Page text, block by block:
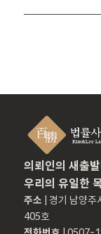
의뢰인의 새출발
우리의 유일한
주소
| 경기 남양
405호